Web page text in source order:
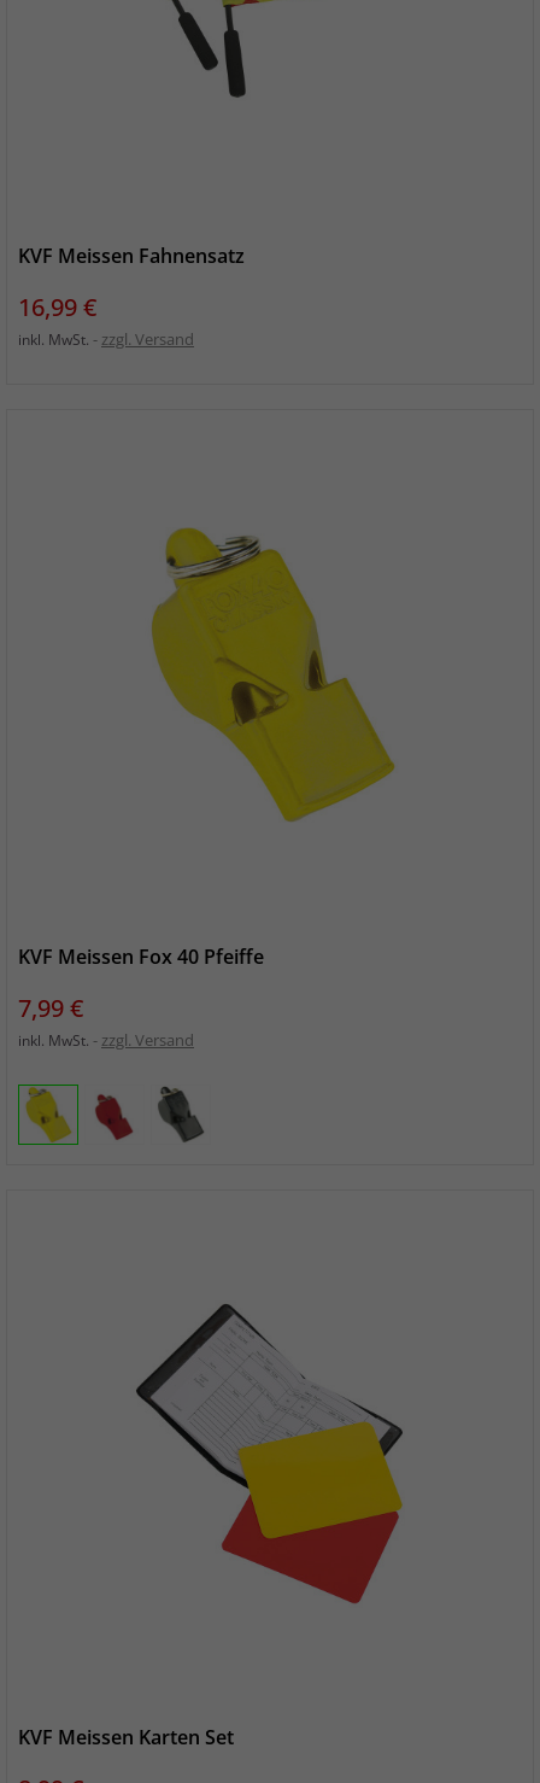
KVF Meissen Fahnensatz
Preis
16,99 €
inkl. MwSt. zzgl. Versand
KVF Meissen Fox 40 Pfeiffe
Preis
7,99 €
inkl. MwSt. zzgl. Versand
KVF Meissen Karten Set